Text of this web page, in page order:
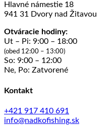
Hlavné námestie 18
941 31 Dvory nad Žitavou
Otváracie hodiny:
Ut – Pi: 9:00 – 18:00
(obed 12:00 – 13:00)
So: 9:00 – 12:00
Ne, Po: Zatvorené
Kontakt
+421 917 410 691
info@nadkofishing.sk